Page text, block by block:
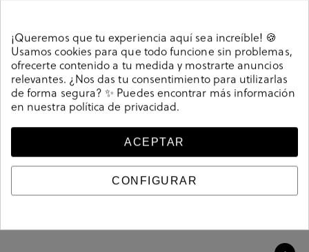
cada modelo para crear comodidad, gracias al
desarrollo de nuevas tecnologías. Ofrece una gran
variedad de deportivos, botines y sandalias que aunan
comodidad con un estilo casual para tu día a día.
Referencia211529
Guía de tallas
Ciudados y limpieza
¡Queremos que tu experiencia aquí sea increíble! 🍪
Usamos cookies para que todo funcione sin problemas,
ofrecerte contenido a tu medida y mostrarte anuncios
relevantes. ¿Nos das tu consentimiento para utilizarlas
de forma segura? ✨ Puedes encontrar más información
en nuestra política de privacidad.
ACEPTAR
CONFIGURAR